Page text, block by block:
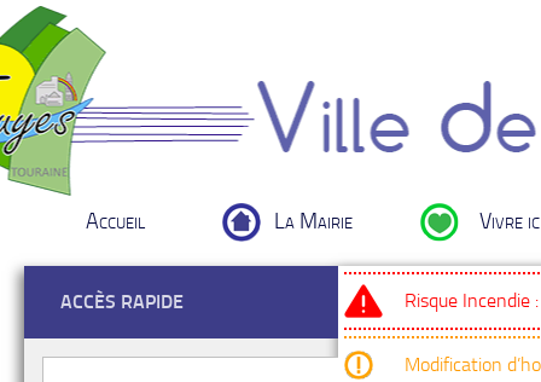
Accueil La Mairie Vivre
Risque Incendie
Modification
ACCÈS RAPIDE